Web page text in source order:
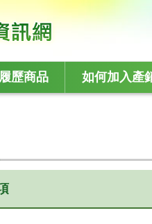
歷商品 如何加入產